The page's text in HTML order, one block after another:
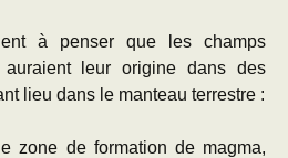
à penser que les champs
auraient leur origine dans des
lieu dans le manteau terrestre :
zone de formation de magma,